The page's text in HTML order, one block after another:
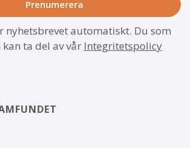
nyhetsbrevet automatiskt. Du som
ta del av vår Integritetspolicy